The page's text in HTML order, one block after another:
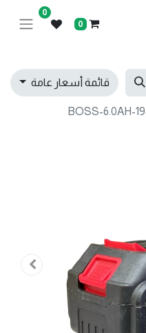
0
0
قائمة أسعار عامة